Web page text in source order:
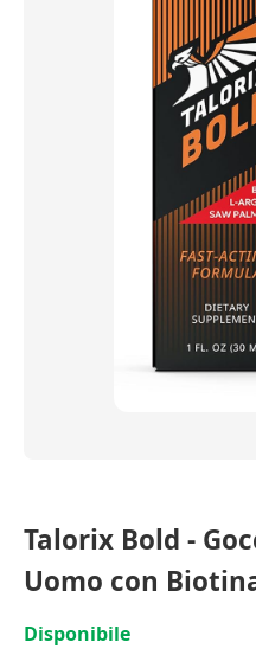
Talorix Bold -
Uomo con
Disponibile